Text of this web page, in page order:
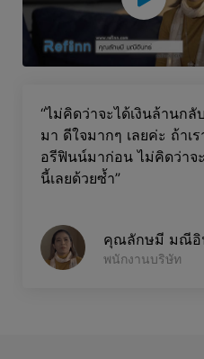
“ไม่คิดว่าจะได้เงินล้านกลั
มา ดีใจมากๆ เลยค่ะ ถ้าเร
อรีฟินน์มาก่อน ไม่คิดว่าจ
นี้เลยด้วยซ้ำ”
คุณลักษมี มณีอิ
พนักงานบริษัท